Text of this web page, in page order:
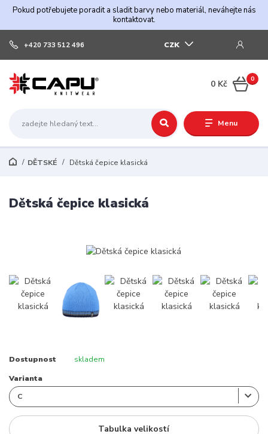
Pokud potřebujete poradit a sladit barvy nebo materiál, neváhejte nás
kontaktovat.
Menu
CZK
+420 733 512 496
0
0 Kč
DĚTSKÉ Dětská čepice klasická
Dětská čepice klasická
Dostupnost skladem
Varianta
Tabulka velikostí